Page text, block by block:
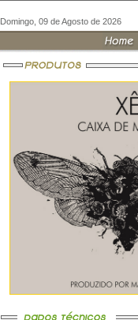
Domingo, 09 de Agosto de 2026